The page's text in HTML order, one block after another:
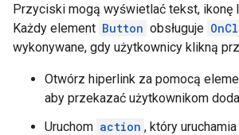
Przyciski mogą wyświetlać tekst, ikonę
Każdy element Button obsługuje
wykonywane, gdy użytkownicy klikną
Otwórz hiperlink za pomocą
aby przekazać użytkownikom
Uruchom action , który